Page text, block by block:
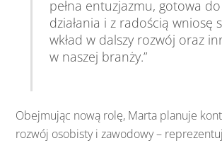
pełna entuzjazmu,gotowa do
działania iz radościąwniosę
wkładw dalszy rozwój oraz
w naszej branży.”
Obejmując nową rolę, Marta planuje
rozwój osobistyizawodowy –